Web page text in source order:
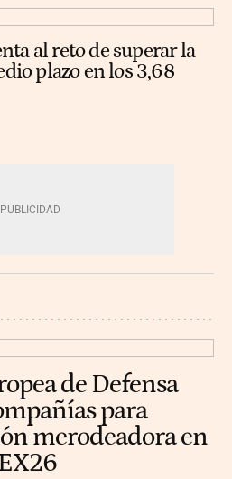
al reto de superar la
plazo en los 3,68
de Defensa
para
merodeadora en